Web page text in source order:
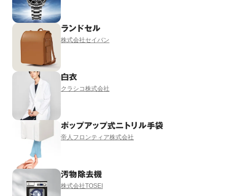
ランドセル
株式会社セイバン
白衣
クラシコ株式会社
ポップアップ式ニトリル手袋
帝人フロンティア株式会社
汚物除去機
株式会社TOSEI